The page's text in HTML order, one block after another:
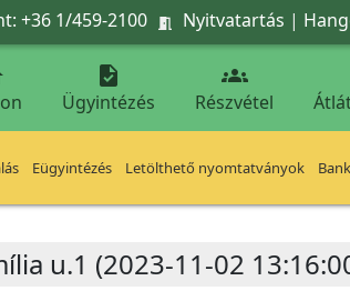
+36 1/459-2100  Nyitvatartás |

Ügyintézés

Részvétel
Eügyintézés Letölthető nyomtatványok
u.1 (2023-11-02